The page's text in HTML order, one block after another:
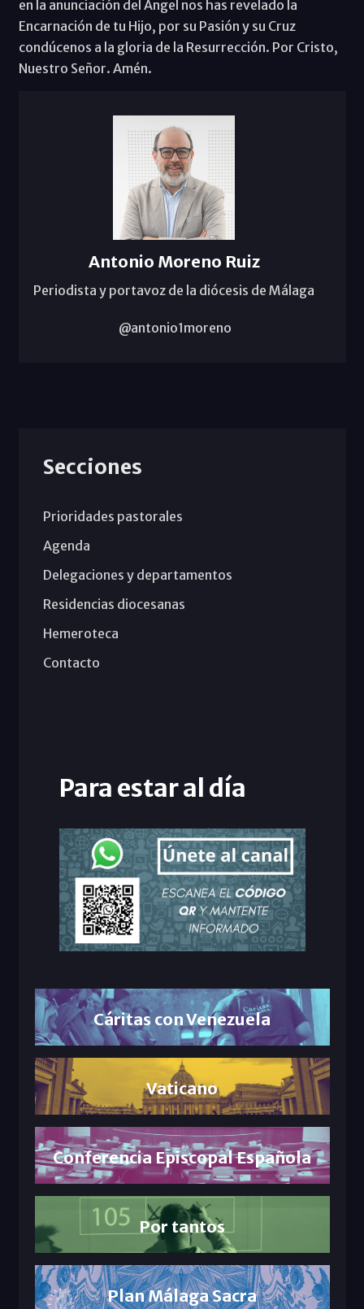
en la anunciación del Ángel nos has revelado la
Encarnación de tu Hijo, por su Pasión y su Cruz
condúcenos a la gloria de la Resurrección. Por Cristo,
Nuestro Señor. Amén.
Antonio Moreno Ruiz
Periodista y portavoz de la diócesis de Málaga
@antonio1moreno
Secciones
Prioridades pastorales
Agenda
Delegaciones y departamentos
Residencias diocesanas
Hemeroteca
Contacto
Para estar al día
Cáritas con Venezuela
Vaticano
Conferencia Episcopal Española
Por tantos
Plan Málaga Sacra